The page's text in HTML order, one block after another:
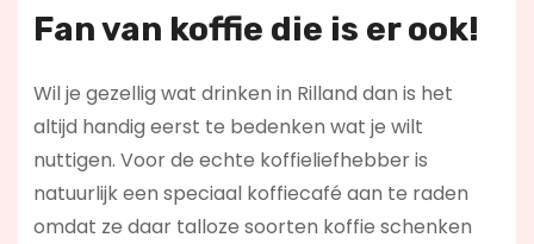
Fan van koffie die is er ook!
Wil je gezellig wat drinken in Rilland dan is het
altijd handig eerst te bedenken wat je wilt
nuttigen. Voor de echte koffieliefhebber is
natuurlijk een speciaal koffiecafé aan te raden
omdat ze daar talloze soorten koffie schenken